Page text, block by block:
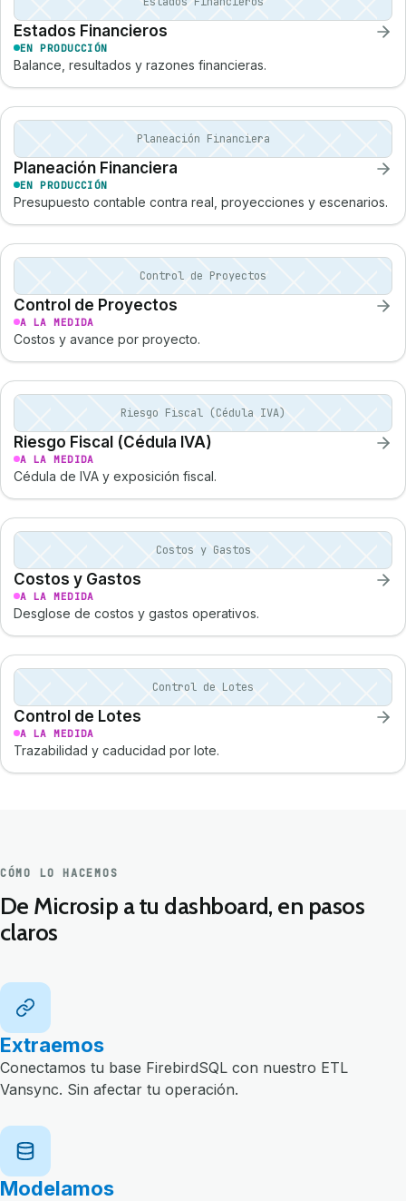
Estados Financieros
EN PRODUCCIÓN
Balance, resultados y razones financieras.
Planeación Financiera
Planeación Financiera
EN PRODUCCIÓN
Presupuesto contable contra real, proyecciones y escenarios.
Control de Proyectos
Control de Proyectos
A LA MEDIDA
Costos y avance por proyecto.
Riesgo Fiscal (Cédula IVA)
Riesgo Fiscal (Cédula IVA)
A LA MEDIDA
Cédula de IVA y exposición fiscal.
Costos y Gastos
Costos y Gastos
A LA MEDIDA
Desglose de costos y gastos operativos.
Control de Lotes
Control de Lotes
A LA MEDIDA
Trazabilidad y caducidad por lote.
CÓMO LO HACEMOS
De Microsip a tu dashboard, en pasos
claros
Extraemos
Conectamos tu base FirebirdSQL con nuestro ETL
Vansync. Sin afectar tu operación.
Modelamos